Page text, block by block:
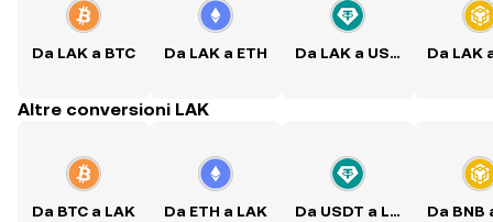
Da LAK a BTC Da LAK a ETH Da LAK a USDT Da LAK
Altre conversioni LAK
Da BTC a LAK Da ETH a LAK Da USDT a LAK Da BNB